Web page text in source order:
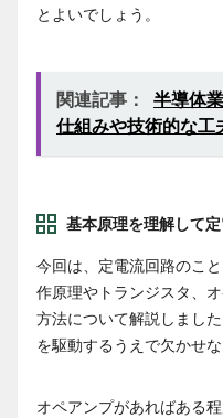
とよいでしょう。
関連記事：
半導体
仕組みや技術的な工
基本原理を理解して
今回は、定電流回路のこ
作原理やトランジスタ、
方法について解説しまし
を駆動するうえで欠かせな
オペアンプがあればある